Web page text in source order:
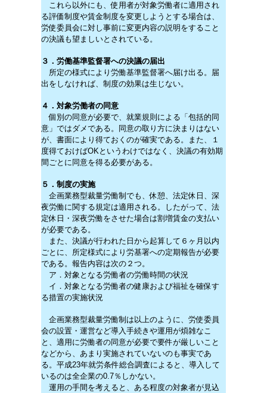
これら以外にも、使用者が対象労働者に適用され
る評価制度や賃金制度を変更しようとする場合は、
労使委員会に対し事前に変更内容の説明をすること
の決議も望ましいとされている。
３．労働基準監督署への決議の届出
所定の様式により労働基準監督署へ届け出る。届
出をしなければ、制度の効果は生じない。
４．対象労働者の同意
個別の同意が必要で、就業規則による「包括的同
意」ではダメである。同意の取り方に決まりはない
が、書面により得ておくのが確実である。また、１
度得ておけばOKというわけではなく、決議の有効期
間ごとに同意を得る必要がある。
５．制度の実施
企画業務型裁量労働制でも、休憩、法定休日、深
夜労働に関する規定は適用される。したがって、法
定休日・深夜労働をさせた場合は割増賃金の支払い
が必要である。
また、決議が行われた日から起算して６ヶ月以内
ごとに、所定様式により労基署への定期報告が必要
である。報告内容は次の２つ。
ア．対象となる労働者の労働時間の状況
イ．対象となる労働者の健康および福祉を確保す
る措置の実施状況
企画業務型裁量労働制は以上のように、労使委員
会の設置・運営など導入手続きや運用が煩雑なこ
と、適用に労働者の同意が必要で要件が厳しいこと
などから、あまり実施されていないのも事実であ
る。平成23年就労条件総合調査によると、導入して
いるのは全企業の0.7％しかない。
運用の手間を考えると、ある程度の対象者が見込